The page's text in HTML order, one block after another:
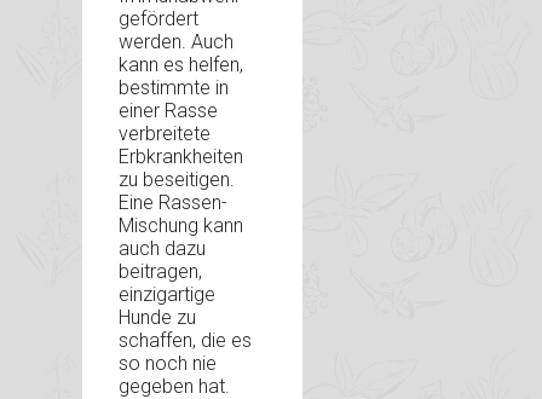
gefördert
werden. Auch
kann es helfen,
bestimmte in
einer Rasse
verbreitete
Erbkrankheiten
zu beseitigen.
Eine Rassen-
Mischung kann
auch dazu
beitragen,
einzigartige
Hunde zu
schaffen, die es
so noch nie
gegeben hat.